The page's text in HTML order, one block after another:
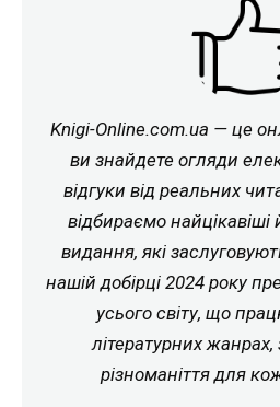
Knigi-Online.com.ua — це
ви знайдете огляди
відгуки від реальних
відбираємо найцікавіші
видання, які
нашій добірці 2024 року
усього світу, що
літературних
різноманіття для